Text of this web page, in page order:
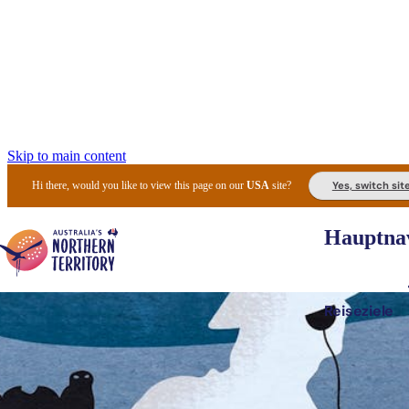
Skip to main content
Hi there, would you like to view this page on ourUSA site? Yes, switch
Reiseziele